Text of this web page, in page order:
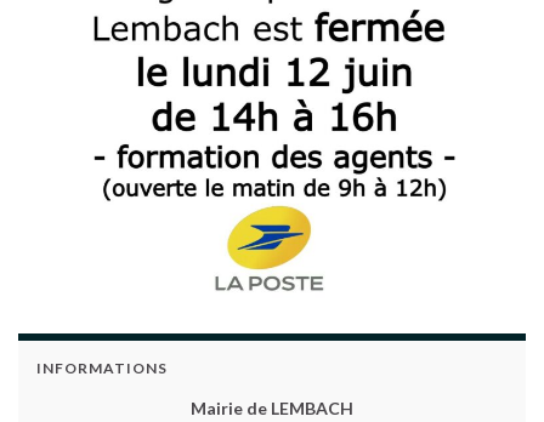
INFORMATIONS
Mairie de LEMBACH